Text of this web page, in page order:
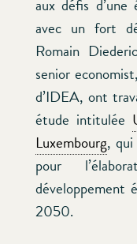
aux défis d’une
avec un fort
Romain
senior
d’IDEA, ont
étude intitulée
Luxembourg,
pour
développement
2050.